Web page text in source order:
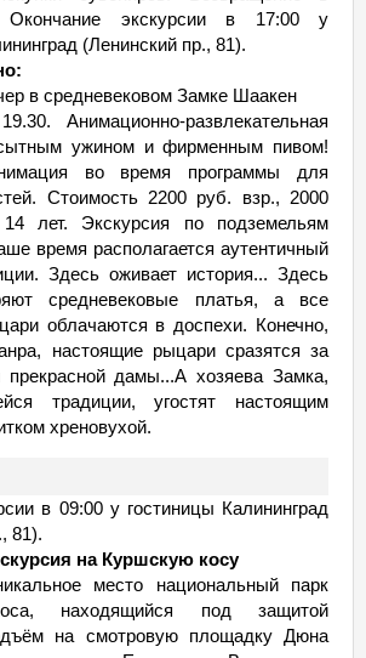
Окончание экскурсии в 17:00 у
(Ленинский пр., 81).
в средневековом Замке Шаакен
Анимационно-развлекательная
ужином и фирменным пивом!
во время программы для
Стоимость 2200 руб. взр., 2000
лет. Экскурсия по подземельям
время располагается аутентичный
Здесь оживает история... Здесь
средневековые платья, а все
облачаются в доспехи. Конечно,
настоящие рыцари сразятся за
дамы...А хозяева Замка,
традиции, угостят настоящим
хреновухой.
в 09:00 у гостиницы Калининград
81).
на Куршскую косу
место национальный парк
находящийся под защитой
на смотровую площадку Дюна